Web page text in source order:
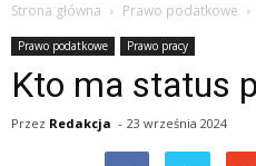
Strona główna Prawo podatkowe
Prawo podatkowe Prawo pracy
Kto ma status
Przez Redakcja - 23 września 2024